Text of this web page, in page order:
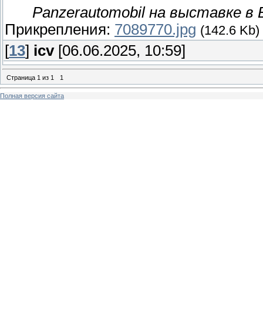
Panzerautomobil на выставке в
Прикрепления: 7089770.jpg (142.6 Kb)
[13] icv[06.06.2025, 10:59]
Страница 1 из 1 1
Полная версия сайта